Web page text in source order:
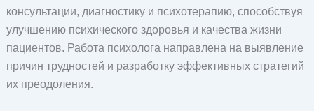
консультации, диагностику и психотерапию, способствуя
улучшению психического здоровья и качества жизни
пациентов. Работа психолога направлена на выявление
причин трудностей и разработку эффективных стратегий
их преодоления.